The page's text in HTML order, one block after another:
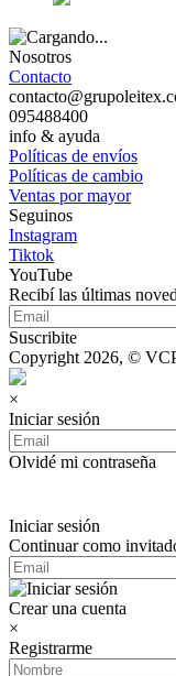
Nosotros
Contacto
095488400
info & ayuda
Políticas de envíos
Políticas de cambio
Ventas por mayor
Seguinos
Instagram
Tiktok
YouTube
Recibí las últimas
Suscribite
Copyright 2026, ©
×
Iniciar sesión
Olvidé mi contraseña
Iniciar sesión
Continuar como
Crear una cuenta
×
Registrarme